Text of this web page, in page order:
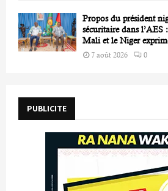
Propos du président
sécuritaire dans l’AES
Mali et le Niger
7 août 2026 0
PUBLICITE